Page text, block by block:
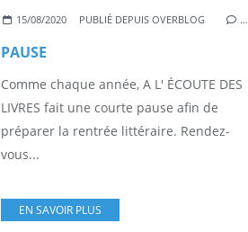
15/08/2020 PUBLIÉ DEPUIS OVERBLOG …
PAUSE
Comme chaque année, A L' ÉCOUTE DES
LIVRES fait une courte pause afin de
préparer la rentrée littéraire. Rendez-
vous...
EN SAVOIR PLUS